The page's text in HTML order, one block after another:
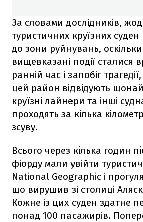
За словами дослідників,
туристичних круїзних
до зони руйнувань, оскільки
вищевказані події сталися
ранній час і запобіг
цей район відвідують
круїзні лайнери та інші
проходять за кілька
зсуву.
Всього через кілька годин
фіорду мали увійти
National Geographic і
що вирушив зі столиці
Кожне із цих суден здатне
понад 100 пасажирів.